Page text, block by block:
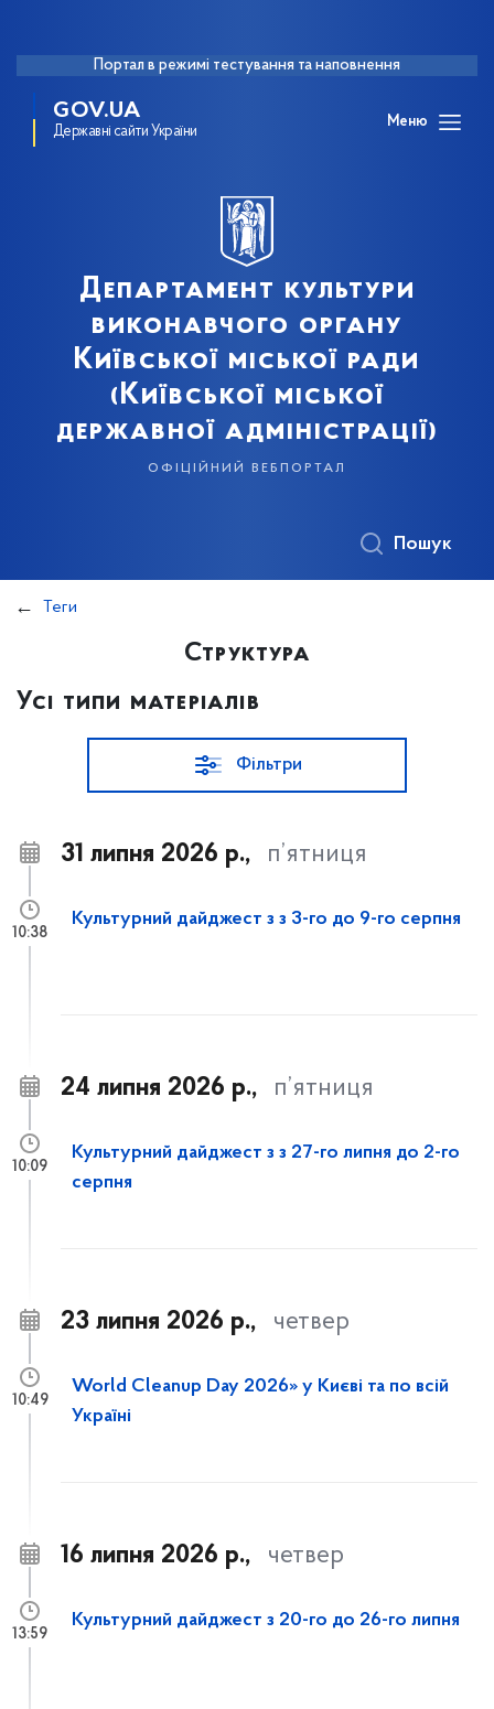
Портал в режимі тестування та наповнення
GOV.UA
Державні сайти України
Меню
Департамент культури
виконавчого органу
Київської міської ради
(Київської міської
державної адміністрації)
офіційний вебпортал
Пошук
Теги
Структура
Усі типи матеріалів
Фільтри
31 липня 2026 р., п’ятниця
Культурний дайджест з з 3-го до 9-го серпня
10:38
24 липня 2026 р., п’ятниця
Культурний дайджест з з 27-го липня до 2-го
серпня
10:09
23 липня 2026 р., четвер
World Cleanup Day 2026» у Києві та по всій
Україні
10:49
16 липня 2026 р., четвер
Культурний дайджест з 20-го до 26-го липня
13:59